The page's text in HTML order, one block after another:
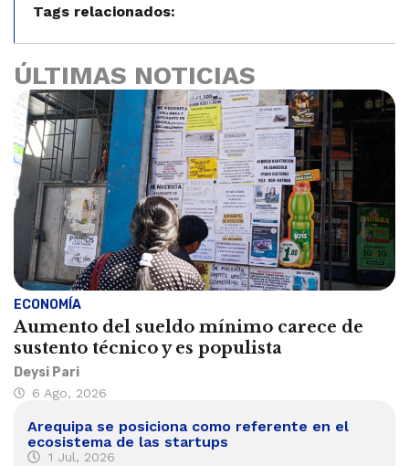
Tags relacionados:
ÚLTIMAS NOTICIAS
ECONOMÍA
Aumento del sueldo mínimo carece de
sustento técnico y es populista
Deysi Pari
6 Ago, 2026
Arequipa se posiciona como referente en el
ecosistema de las startups
1 Jul, 2026